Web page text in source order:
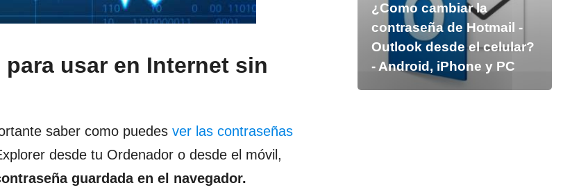
usar en Internet sin
saber como puedes ver las contraseñas
desde tu Ordenador o desde el móvil,
guardada en el navegador.
¿Como cambiar la
contraseña de Hotmail -
Outlook desde el celular?
- Android, iPhone y PC